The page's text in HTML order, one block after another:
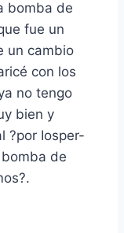
bomba de
fue un
un cambio
con los
no tengo
bien y
?por Iosper-
de